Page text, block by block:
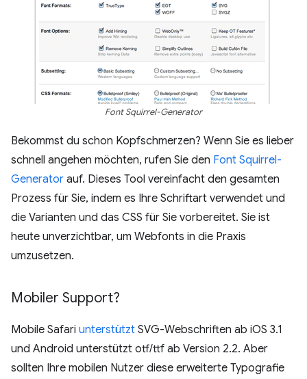
Font Squirrel-Generator
Bekommst du schon Kopfschmerzen? Wenn Sie es lieber
schnell angehen möchten, rufen Sie den Font Squirrel-
Generator auf. Dieses Tool vereinfacht den gesamten
Prozess für Sie, indem es Ihre Schriftart verwendet und
die Varianten und das CSS für Sie vorbereitet. Sie ist
heute unverzichtbar, um Webfonts in die Praxis
umzusetzen.
Mobiler Support?
Mobile Safari unterstützt SVG-Webschriften ab iOS 3.1
und Android unterstützt otf/ttf ab Version 2.2. Aber
sollten Ihre mobilen Nutzer diese erweiterte Typografie